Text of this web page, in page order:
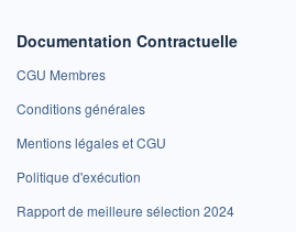
Documentation Contractuelle
CGU Membres
Conditions générales
Mentions légales et CGU
Politique d'exécution
Rapport de meilleure sélection 2024